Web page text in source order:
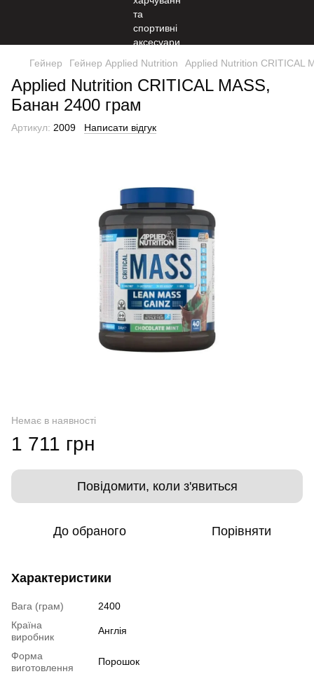
Гейнер Гейнер Applied Nutrition Applied Nutrition CRITICAL
Applied Nutrition CRITICAL MASS,
Банан 2400 грам
Артикул: 2009 Написати відгук
Немає в наявності
1 711 грн
Повідомити, коли з'явиться
До обраного Порівняти
Характеристики
Вага (грам)
2400
Країна
виробник
Англія
Форма
виготовлення
Порошок